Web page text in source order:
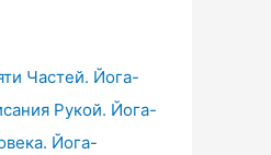
Частей. Йога-
Рукой. Йога-
Йога-